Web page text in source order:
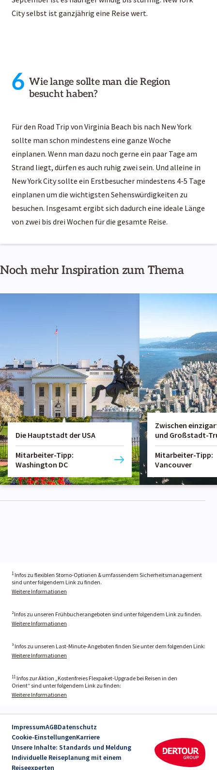
City selbst ist ganzjährig eine Reise wert.
6 Wie lange sollte man die Region
besucht haben?
Für den Road Trip von Virginia Beach bis nach New York
sollte man schon mindestens eine ganze Woche
einplanen. Wenn man dazu noch gerne ein paar Tage am
Strand liegt, dürfen es auch ruhig zwei sein. Und alleine in
New York City sollte ein Erstbesucher mindestens 4-5 Tage
einplanen um die wichtigsten Sehenswürdigkeiten zu
besuchen. Insgesamt ergibt sich dadurch eine ideale Länge
von zwei bis drei Wochen für die gesamte Reise.
Noch mehr Inspiration zum Thema
Die Hauptstadt der USA
Mitarbeiter-Tipp:
Washington DC
Zwischen
und Großstadt-
Mitarbeiter-Tipp:
Vancouver
1 Infos zu flexiblen Storno-Optionen & umfassendem Sicherheitsmanagement
sind unter folgendem Link zu finden.
Weitere Informationen
²Infos zu unseren Frühbucherangeboten sind unter folgendem Link zu finden.
Weitere Informationen
³ Infos zu unseren Last-Minute-Angeboten finden Sie unter dem folgenden Link:
Weitere Informationen
11 Infos zur Aktion „Kostenfreies Flexpaket-Upgrade bei Reisen in den
Orient“ sind unter folgendem Link zu finden:
Weitere Informationen
ImpressumAGBDatenschutz
Cookie-EinstellungenKarriere
Unsere Inhalte: Standards und Meldung
Individuelle Reiseplanung mit einem
Reiseexperten